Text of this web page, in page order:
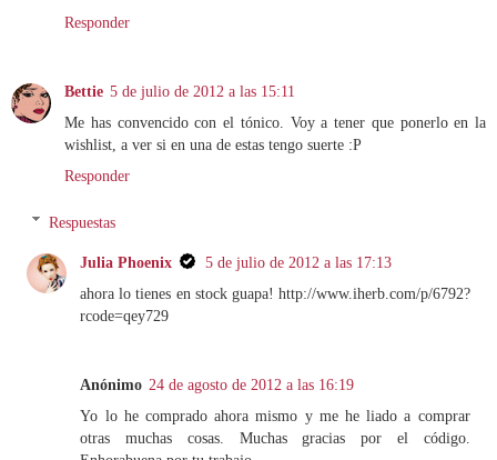
Responder
Bettie 5 de julio de 2012 a las 15:11
Me has convencido con el tónico. Voy a tener que ponerlo en la
wishlist, a ver si en una de estas tengo suerte :P
Responder
Respuestas
Julia Phoenix
5 de julio de 2012 a las 17:13
ahora lo tienes en stock guapa! http://www.iherb.com/p/6792?
rcode=qey729
Anónimo 24 de agosto de 2012 a las 16:19
Yo lo he comprado ahora mismo y me he liado a comprar
otras muchas cosas. Muchas gracias por el código.